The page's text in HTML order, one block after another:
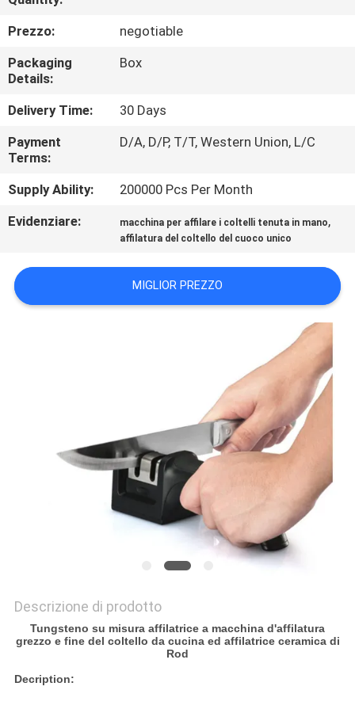
DELLA
FABBRICA
CONTROLLO
DELLA
QUALITÀ
CONTATTACI
CASI
MAPPA
Prezzo:
negotiable
Packaging
Details:
Box
Delivery Time:
30 Days
Payment
Terms:
D/A, D/P, T/T, Western Union, L/C
Supply Ability:
200000 Pcs Per Month
Evidenziare:
macchina per affilare i coltelli tenuta in mano,
affilatura del coltello del cuoco unico
MIGLIOR PREZZO
Descrizione di prodotto
Tungsteno su misura affilatrice a macchina d'affilatura
grezzo e fine del coltello da cucina ed affilatrice ceramica di
Rod
Decription: